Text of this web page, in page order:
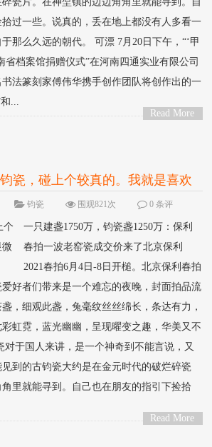
过一些。说真的，丢在地上都没有人多看一
那么久远的朝代。 可漂 7月20日下午，“‘甲
省档案馆捐赠仪式”在河南四通实业有限公司
法篆刻家傅伟华携手创作团队将创作出的一
...
Read More
瓷，碰上个较真的。我就是喜欢
细节怎么了？
钧瓷 围观821次
0 条评
一只建盏1750万，钧瓷盏1250万：保利
春拍一波老窑瓷成交价来了北京保利
2021春拍6月4日-8日开槌。北京保利春拍
爱好者们带来是一个难忘的夜晚，封面拍品流
，细观此盏，兔毫纹丝丝绵长，条达有力，
虹霓，蓝光幽幽，呈现曜变之趣，华美又不
对于国人来讲，是一个神奇到不能言说，又
到的古钧瓷大约是在金元时代的破烂碎瓷
里就能寻到。自己也在朋友的指引下捡拾
Read More